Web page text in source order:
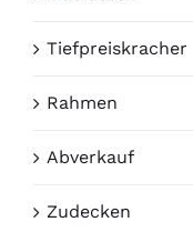
Tiefpreiskracher
Rahmen
Abverkauf
Zudecken